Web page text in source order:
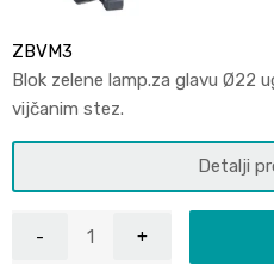
ZBVM3
Blok zelene lamp.za glavu Ø22
vijčanim stez.
Detalji